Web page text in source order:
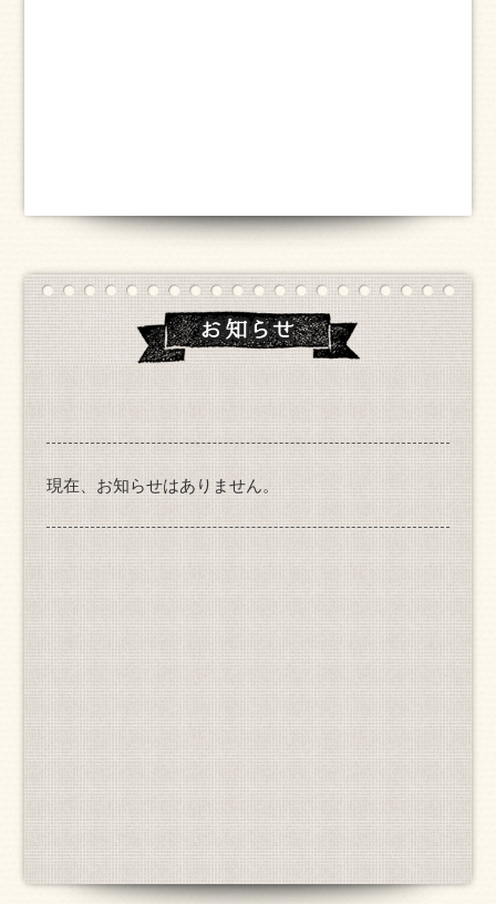
現在、お知らせはありません。